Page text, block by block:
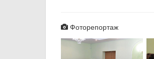
Фоторепортаж